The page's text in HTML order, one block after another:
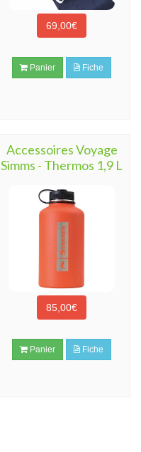
69,00€
Panier Fiche
Accessoires Voyage
Simms - Thermos 1,9 L
85,00€
Panier Fiche